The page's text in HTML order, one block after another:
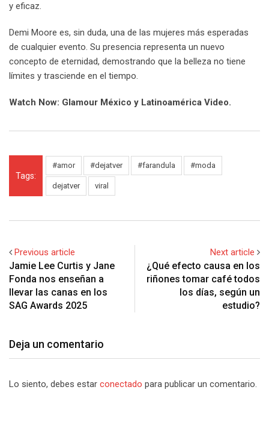
y eficaz.
Demi Moore es, sin duda, una de las mujeres más esperadas
de cualquier evento. Su presencia representa un nuevo
concepto de eternidad, demostrando que la belleza no tiene
límites y trasciende en el tiempo.
Watch Now: Glamour México y Latinoamérica Video.
Tags:
#amor #dejatver #farandula #moda
dejatver viral
Previous article
Jamie Lee Curtis y Jane
Fonda nos enseñan a
llevar las canas en los
SAG Awards 2025
Next article
¿Qué efecto causa en los
riñones tomar café todos
los días, según un
estudio?
Deja un comentario
Lo siento, debes estar conectado para publicar un comentario.